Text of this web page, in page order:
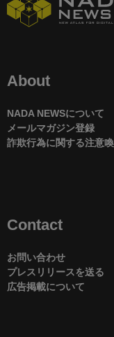
About
NADA NEWSについて
メールマガジン登録
詐欺行為に関する注意
Contact
お問い合わせ
プレスリリースを送る
広告掲載について